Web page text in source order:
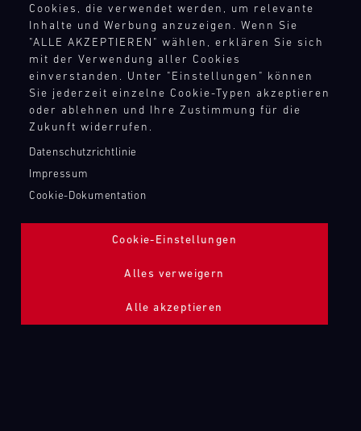
Cookies, die verwendet werden, um relevante
Inhalte und Werbung anzuzeigen. Wenn Sie
"ALLE AKZEPTIEREN" wählen, erklären Sie sich
mit der Verwendung aller Cookies
einverstanden. Unter "Einstellungen" können
Sie jederzeit einzelne Cookie-Typen akzeptieren
oder ablehnen und Ihre Zustimmung für die
Zukunft widerrufen.
Datenschutzrichtlinie
Impressum
Cookie-Dokumentation
Cookie-Einstellungen
Alles verweigern
Alle akzeptieren
718 CAYMAN GT4 RS CLUBSPORT
LEICHTBAU